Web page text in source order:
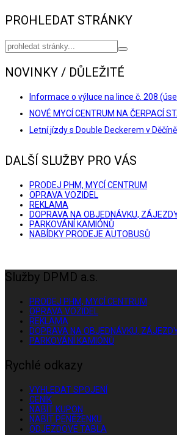
PROHLEDAT STRÁNKY
NOVINKY / DŮLEŽITÉ
Informace o výluce na lince č. 208
NOVÉ MYCÍ CENTRUM NA ČERPACÍ
Letní jízdy s Double Deckerem v Děčíně
DALŠÍ SLUŽBY PRO VÁS
PRODEJ PHM, MYCÍ CENTRUM
OPRAVA VOZIDEL
REKLAMA
DOPRAVA NA OBJEDNÁVKU,
PARKOVÁNÍ KAMIÓNŮ
NABÍDKY PRODEJE AUTOBUSŮ
Služby DPMD a.s.
PRODEJ PHM, MYCÍ CENTRUM
OPRAVA VOZIDEL
REKLAMA
DOPRAVA NA OBJEDNÁVKU,
PARKOVÁNÍ KAMIÓNŮ
Rychlé odkazy
VYHLEDAT SPOJENÍ
CENÍK
NABÍT KUPON
NABÍT PENĚŽENKU
ODJEZDOVÉ TABLA